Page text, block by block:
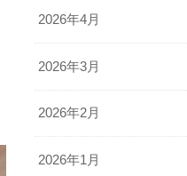
2026年4月
2026年3月
2026年2月
2026年1月